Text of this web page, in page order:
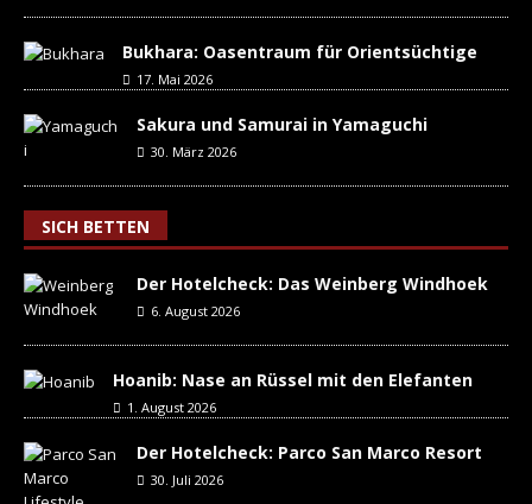
Bukhara: Oasentraum für Orientsüchtige
17. Mai 2026
Sakura und Samurai in Yamaguchi
30. März 2026
SICH BETTEN
Der Hotelcheck: Das Weinberg Windhoek
6. August 2026
Hoanib: Nase an Rüssel mit den Elefanten
1. August 2026
Der Hotelcheck: Parco San Marco Resort
30. Juli 2026